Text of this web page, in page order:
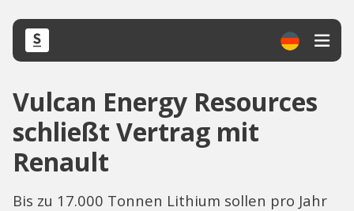
Vulcan Energy Resources
schließt Vertrag mit
Renault
Bis zu 17.000 Tonnen Lithium sollen pro Jahr